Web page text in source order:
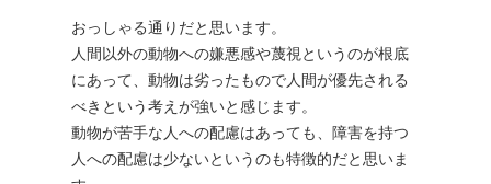
おっしゃる通りだと思います。
人間以外の動物への嫌悪感や蔑視というのが根底
にあって、動物は劣ったもので人間が優先される
べきという考えが強いと感じます。
動物が苦手な人への配慮はあっても、障害を持つ
人への配慮は少ないというのも特徴的だと思いま